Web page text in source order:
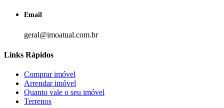
Email
geral@imoatual.com.br
Links Rápidos
Comprar imóvel
Arrendar imóvel
Quanto vale o seu imóvel
Terrenos